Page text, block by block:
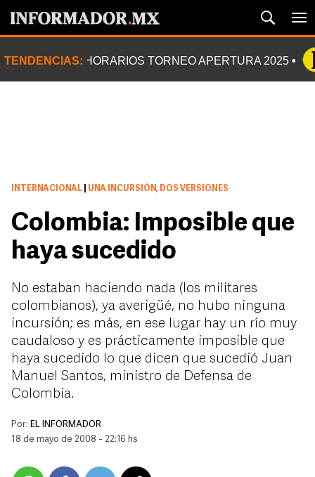
TENDENCIAS: HORARIOS TORNEO APERTURA 2025
INTERNACIONAL UNA INCURSIÓN, DOS VERSIONES
Colombia: Imposible que
haya sucedido
No estaban haciendo nada (los militares
colombianos), ya averigüé, no hubo ninguna
incursión; es más, en ese lugar hay un río muy
caudaloso y es prácticamente imposible que
haya sucedido lo que dicen que sucedió Juan
Manuel Santos, ministro de Defensa de
Colombia.
Por: EL INFORMADOR
18 de mayo de 2008 - 22:16 hs